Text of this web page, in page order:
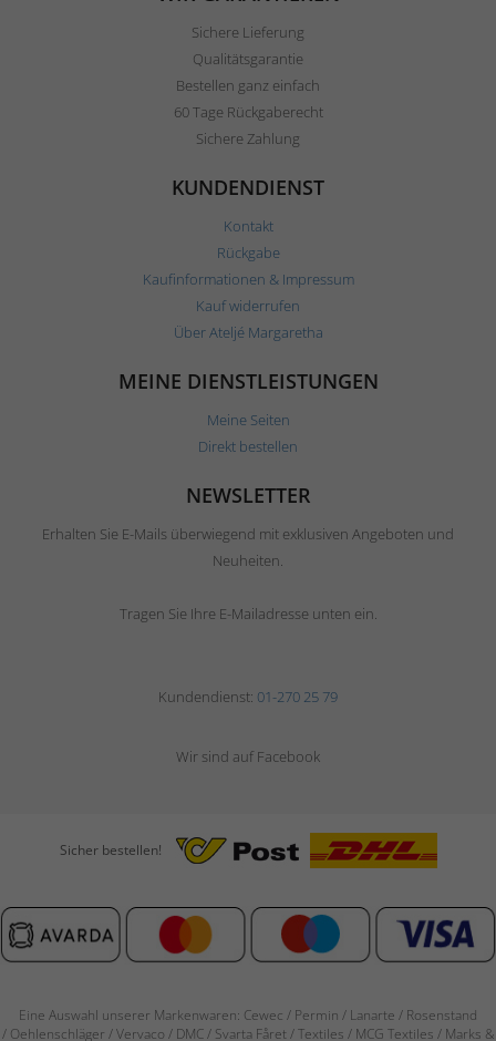
Sichere Lieferung
Qualitätsgarantie
Bestellen ganz einfach
60 Tage Rückgaberecht
Sichere Zahlung
KUNDENDIENST
Kontakt
Rückgabe
Kaufinformationen & Impressum
Kauf widerrufen
Über Ateljé Margaretha
MEINE DIENSTLEISTUNGEN
Meine Seiten
Direkt bestellen
NEWSLETTER
Erhalten Sie E-Mails überwiegend mit exklusiven Angeboten und
Neuheiten.
Tragen Sie Ihre E-Mailadresse unten ein.
Kundendienst: 01-270 25 79
Wir sind auf Facebook
Sicher bestellen!
Eine Auswahl unserer Markenwaren: Cewec / Permin / Lanarte / Rosenstand
/ Oehlenschläger / Vervaco / DMC / Svarta Fåret / Textiles / MCG Textiles / Marks &